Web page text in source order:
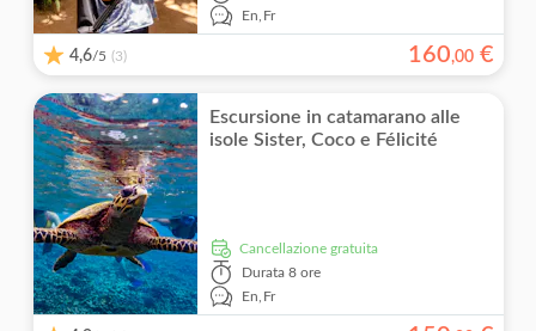
En,Fr
4,6/5 (3) 160,00 €
Escursione in catamarano alle
isole Sister, Coco e Félicité
Cancellazione gratuita
Durata 8 ore
En,Fr